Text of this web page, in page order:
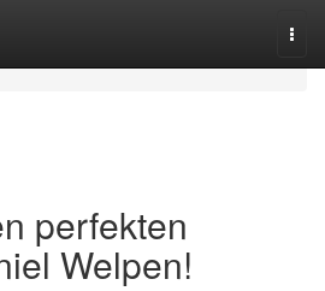
perfekten
Welpen!